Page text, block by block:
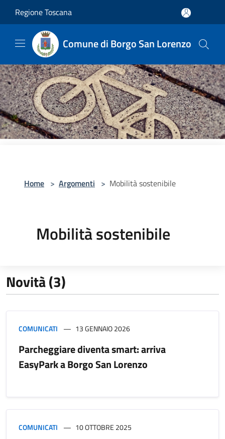
Regione Toscana
Comune di Borgo San Lorenzo
Home > Argomenti > Mobilità sostenibile
Mobilità sostenibile
Novità (3)
COMUNICATI 13 GENNAIO 2026
Parcheggiare diventa smart: arriva
EasyPark a Borgo San Lorenzo
COMUNICATI 10 OTTOBRE 2025